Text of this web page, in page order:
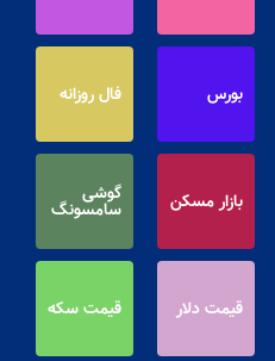
بورس فال روزانه
بازار مسکن گوشی
سامسونگ
قیمت دلار قیمت سکه